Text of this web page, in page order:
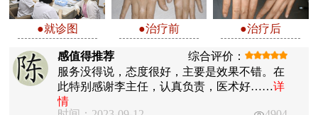
●就诊图 ●治疗前 ●治疗后
感值得推荐
综合评价：
服务没得说，态度很好，主要是效果不错。在
此特别感谢李主任，认真负责，医术好……详
情